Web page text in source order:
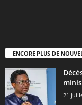
ENCORE PLUS DE
21